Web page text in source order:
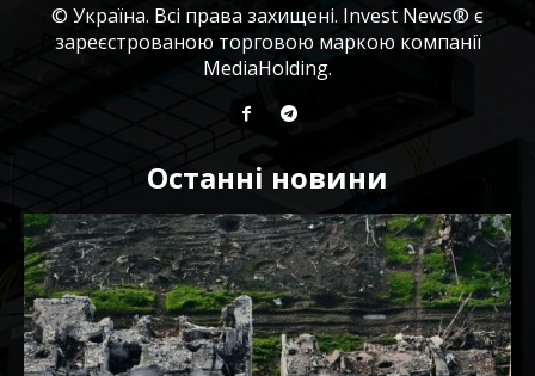
© Україна. Всі права захищені. Invest News® є
зареєстрованою торговою маркою компанії
MediaHolding.
Останні новини